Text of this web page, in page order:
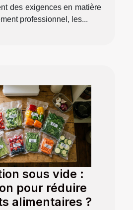
des exigences en matière
professionnel, les...
sous vide :
pour réduire
alimentaires ?